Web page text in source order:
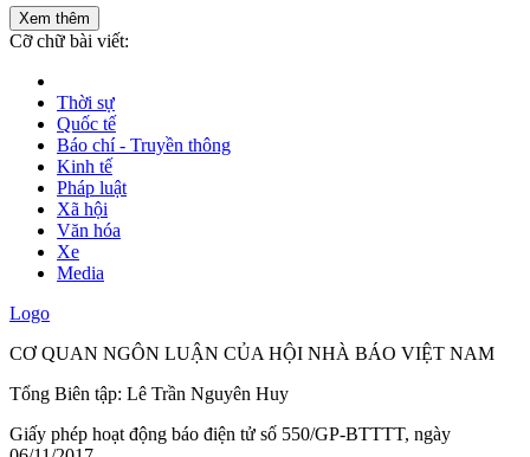
Xem thêm
Cỡ chữ bài viết:
Thời sự
Quốc tế
Báo chí - Truyền thông
Kinh tế
Pháp luật
Xã hội
Văn hóa
Xe
Media
Logo
CƠ QUAN NGÔN LUẬN CỦA HỘI NHÀ BÁO VIỆT NAM
Tổng Biên tập: Lê Trần Nguyên Huy
Giấy phép hoạt động báo điện tử số 550/GP-BTTTT, ngày